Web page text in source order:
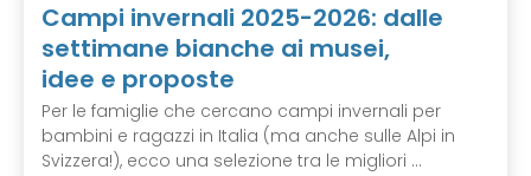
Campi invernali 2025-2026: dalle
settimane bianche ai musei,
idee e proposte
Per le famiglie che cercano campi invernali per
bambini e ragazzi in Italia (ma anche sulle Alpi in
Svizzera!), ecco una selezione tra le migliori ...